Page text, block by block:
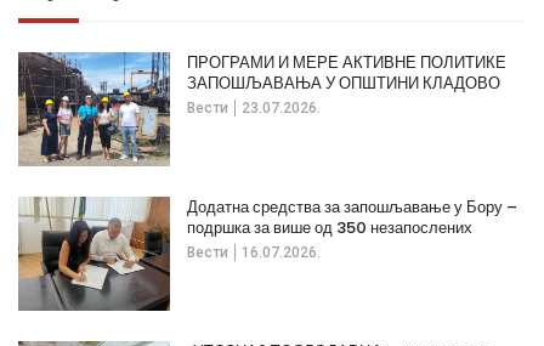
Вести 23.07.2026.
ПРОГРАМИ И МЕРЕ АКТИВНЕ ПОЛИТИКЕ
ЗАПОШЉАВАЊА У ОПШТИНИ КЛАДОВО
Вести 16.07.2026.
Додатна средства за запошљавање у Бору –
подршка за више од 350 незапослених